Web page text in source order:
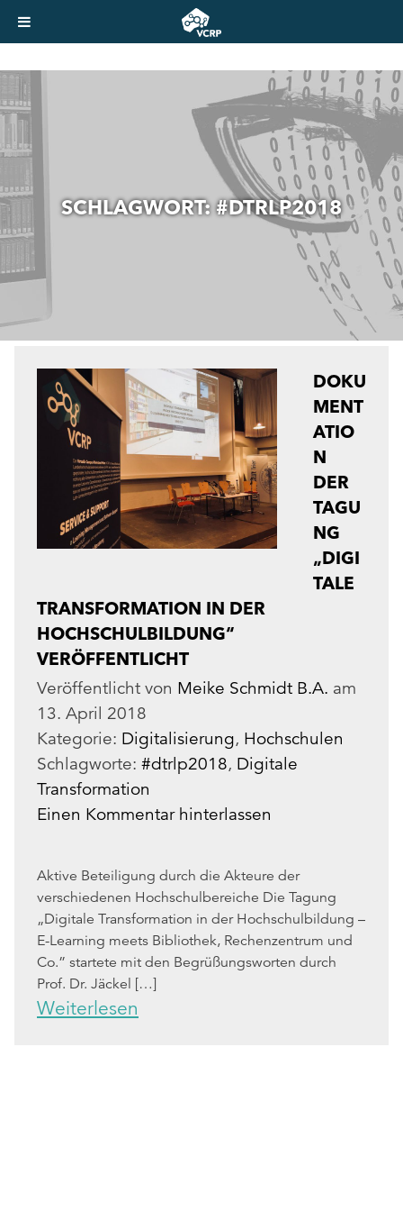
SCHLAGWORT:#DTRLP2018
DOKU
MENT
ATIO
N
DER
TAGU
NG
„DIGI
TALE
TRANSFORMATION IN DER
HOCHSCHULBILDUNG“
VERÖFFENTLICHT
Veröffentlicht von Meike Schmidt B.A. am
13. April 2018
Kategorie: Digitalisierung, Hochschulen
Schlagworte: #dtrlp2018, Digitale
Transformation
Einen Kommentar hinterlassen
Aktive Beteiligung durch die Akteure der
verschiedenen Hochschulbereiche Die Tagung
„Digitale Transformation in der Hochschulbildung –
E-Learning meets Bibliothek, Rechenzentrum und
Co.” startete mit den Begrüßungsworten durch
Prof. Dr. Jäckel […]
Weiterlesen